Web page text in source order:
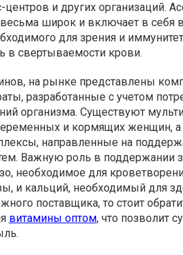
и других организаций.
широк и включает в себя
для зрения и
свертываемости крови.
на рынке представлены
разработанные с учетом
организма. Существуют
и кормящих женщин, а
направленные на
Важную роль в поддержании
необходимое для
и кальций, необходимый для
поставщика, то стоит
витамины оптом, что позволит